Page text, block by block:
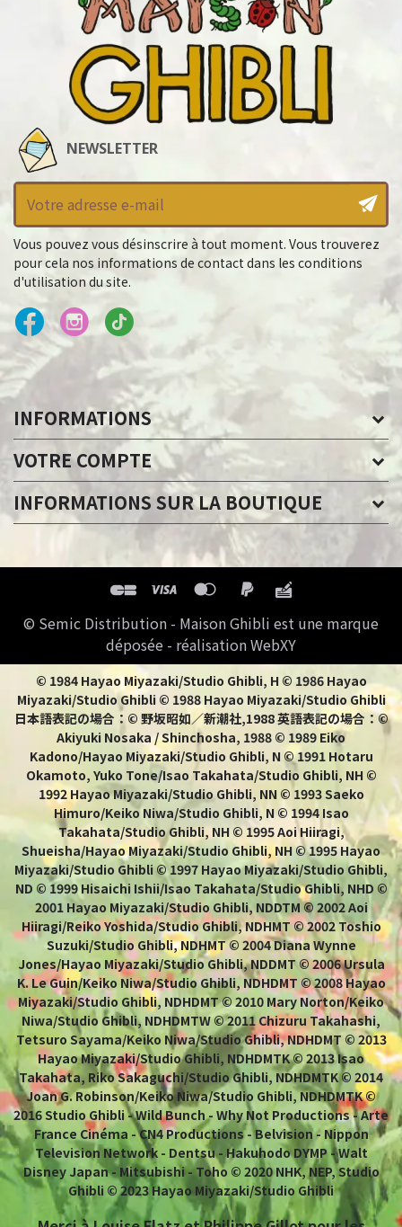
NEWSLETTER
Vous pouvez vous désinscrire à tout moment. Vous trouverez
pour cela nos informations de contact dans les conditions
d'utilisation du site.
INFORMATIONS
VOTRE COMPTE
INFORMATIONS SUR LA BOUTIQUE
© Semic Distribution - Maison Ghibli est une marque
déposée - réalisation WebXY
© 1984 Hayao Miyazaki/Studio Ghibli, H © 1986 Hayao
Miyazaki/Studio Ghibli © 1988 Hayao Miyazaki/Studio Ghibli
日本語表記の場合：© 野坂昭如／新潮社,1988 英語表記の場合：©
Akiyuki Nosaka / Shinchosha, 1988 © 1989 Eiko
Kadono/Hayao Miyazaki/Studio Ghibli, N © 1991 Hotaru
Okamoto, Yuko Tone/Isao Takahata/Studio Ghibli, NH ©
1992 Hayao Miyazaki/Studio Ghibli, NN © 1993 Saeko
Himuro/Keiko Niwa/Studio Ghibli, N © 1994 Isao
Takahata/Studio Ghibli, NH © 1995 Aoi Hiiragi,
Shueisha/Hayao Miyazaki/Studio Ghibli, NH © 1995 Hayao
Miyazaki/Studio Ghibli © 1997 Hayao Miyazaki/Studio Ghibli,
ND © 1999 Hisaichi Ishii/Isao Takahata/Studio Ghibli, NHD ©
2001 Hayao Miyazaki/Studio Ghibli, NDDTM © 2002 Aoi
Hiiragi/Reiko Yoshida/Studio Ghibli, NDHMT © 2002 Toshio
Suzuki/Studio Ghibli, NDHMT © 2004 Diana Wynne
Jones/Hayao Miyazaki/Studio Ghibli, NDDMT © 2006 Ursula
K. Le Guin/Keiko Niwa/Studio Ghibli, NDHDMT © 2008 Hayao
Miyazaki/Studio Ghibli, NDHDMT © 2010 Mary Norton/Keiko
Niwa/Studio Ghibli, NDHDMTW © 2011 Chizuru Takahashi,
Tetsuro Sayama/Keiko Niwa/Studio Ghibli, NDHDMT © 2013
Hayao Miyazaki/Studio Ghibli, NDHDMTK © 2013 Isao
Takahata, Riko Sakaguchi/Studio Ghibli, NDHDMTK © 2014
Joan G. Robinson/Keiko Niwa/Studio Ghibli, NDHDMTK ©
2016 Studio Ghibli - Wild Bunch - Why Not Productions - Arte
France Cinéma - CN4 Productions - Belvision - Nippon
Television Network - Dentsu - Hakuhodo DYMP - Walt
Disney Japan - Mitsubishi - Toho © 2020 NHK, NEP, Studio
Ghibli © 2023 Hayao Miyazaki/Studio Ghibli